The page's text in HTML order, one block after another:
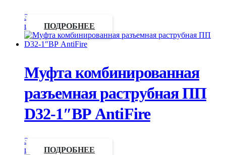
Запросить
цену
ПОДРОБНЕЕ
Муфта комбинированная
разъемная раструбная ПП
D32-1″ВР AntiFire
Запросить
цену
ПОДРОБНЕЕ